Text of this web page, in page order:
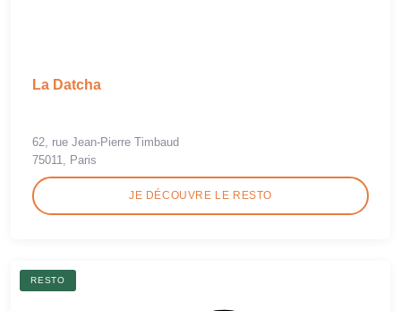
La Datcha
62, rue Jean-Pierre Timbaud
75011, Paris
JE DÉCOUVRE LE RESTO
RESTO